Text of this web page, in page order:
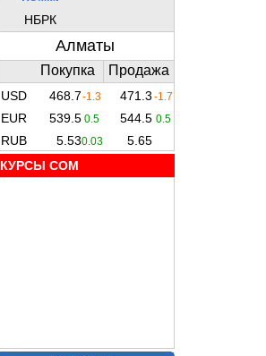
КУРСЫ COM